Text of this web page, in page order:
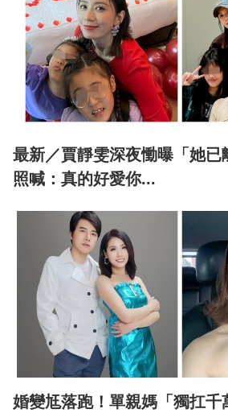
最新／賈靜雯深夜慟曝「她
照喊：真的好愛你...
婚變尪落跑！單親媽「獨扛千